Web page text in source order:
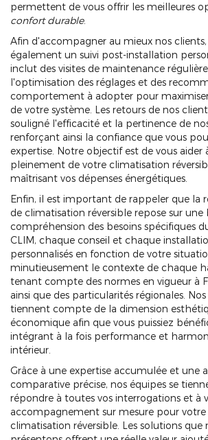
permettent de vous offrir les meilleures
confort durable.
Afin d'accompagner au mieux nos
également un suivi post-installation
inclut des visites de maintenance
l'optimisation des réglages et des
comportement à adopter pour
de votre système. Les retours de nos
souligné l'efficacité et la pertinence de
renforçant ainsi la confiance que vous
expertise. Notre objectif est de vous aider
pleinement de votre climatisation
maîtrisant vos dépenses énergétiques.
Enfin, il est important de rappeler que la
de climatisation réversible repose sur une
compréhension des besoins spécifiques
CLIM, chaque conseil et chaque
personnalisés en fonction de votre
minutieusement le contexte de chaque
tenant compte des normes en vigueur à
ainsi que des particularités régionales.
tiennent compte de la dimension
économique afin que vous puissiez
intégrant à la fois performance et
intérieur.
Grâce à une expertise accumulée et une
comparative précise, nos équipes se
répondre à toutes vos interrogations et à
accompagnement sur mesure pour
climatisation réversible. Les solutions que